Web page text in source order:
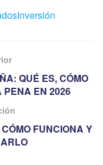
Inversión
QUÉ ES, CÓMO
PENA EN 2026
FUNCIONA Y